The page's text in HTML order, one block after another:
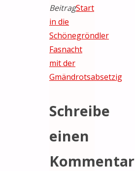
BeitragStart
in die
Schönegröndler
Fasnacht
mit der
Gmändrotsabsetzig
Schreibe
einen
Kommentar